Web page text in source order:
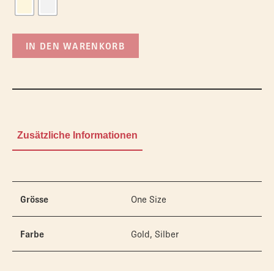
IN DEN WARENKORB
Zusätzliche Informationen
Grösse One Size
Farbe Gold, Silber